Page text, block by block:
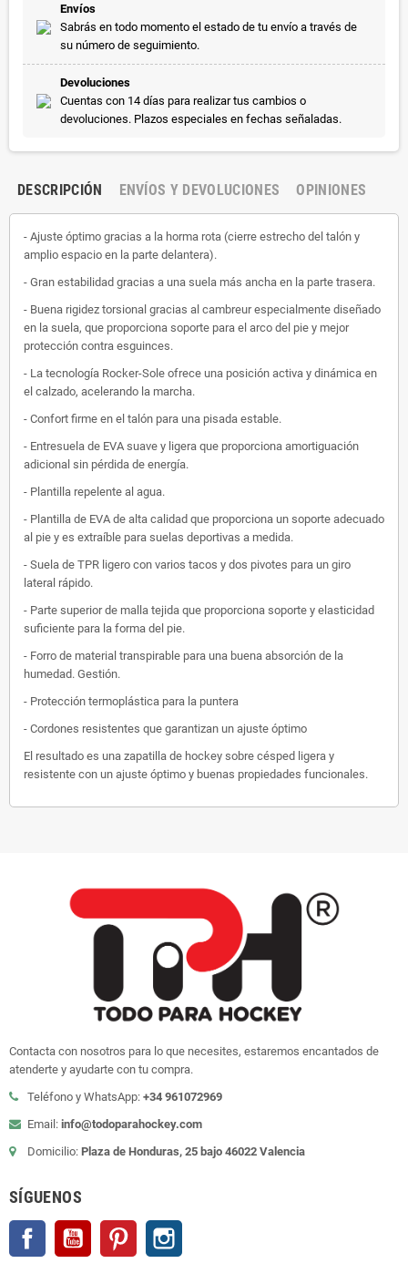
Envíos
Sabrás en todo momento el estado de tu envío a través de
su número de seguimiento.
Devoluciones
Cuentas con 14 días para realizar tus cambios o
devoluciones. Plazos especiales en fechas señaladas.
DESCRIPCIÓN ENVÍOS Y DEVOLUCIONES OPINIONES
- Ajuste óptimo gracias a la horma rota (cierre estrecho del talón y
amplio espacio en la parte delantera).
- Gran estabilidad gracias a una suela más ancha en la parte trasera.
- Buena rigidez torsional gracias al cambreur especialmente diseñado
en la suela, que proporciona soporte para el arco del pie y mejor
protección contra esguinces.
- La tecnología Rocker-Sole ofrece una posición activa y dinámica en
el calzado, acelerando la marcha.
- Confort firme en el talón para una pisada estable.
- Entresuela de EVA suave y ligera que proporciona amortiguación
adicional sin pérdida de energía.
- Plantilla repelente al agua.
- Plantilla de EVA de alta calidad que proporciona un soporte adecuado
al pie y es extraíble para suelas deportivas a medida.
- Suela de TPR ligero con varios tacos y dos pivotes para un giro
lateral rápido.
- Parte superior de malla tejida que proporciona soporte y elasticidad
suficiente para la forma del pie.
- Forro de material transpirable para una buena absorción de la
humedad. Gestión.
- Protección termoplástica para la puntera
- Cordones resistentes que garantizan un ajuste óptimo
El resultado es una zapatilla de hockey sobre césped ligera y
resistente con un ajuste óptimo y buenas propiedades funcionales.
Contacta con nosotros para lo que necesites, estaremos encantados de
atenderte y ayudarte con tu compra.
Teléfono y WhatsApp: +34 961072969
Email: info@todoparahockey.com
Domicilio: Plaza de Honduras, 25 bajo 46022 Valencia
SÍGUENOS
Facebook YouTube Pinterest